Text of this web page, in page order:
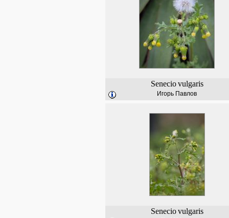
Senecio vulgaris
Игорь Павлов
Senecio vulgaris